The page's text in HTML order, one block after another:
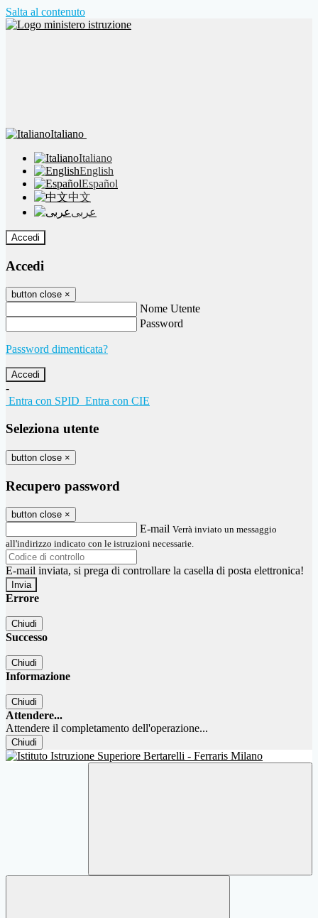
Salta al contenuto
Italiano
Italiano
English
Español
中文
عربى
Accedi
Accedi
button close ×
Nome Utente
Password
Password dimenticata?
-
Entra con SPID Entra con CIE
Seleziona utente
button close ×
Recupero password
button close ×
E-mail Verrà inviato un messaggio
all'indirizzo indicato con le istruzioni necessarie.
E-mail inviata, si prega di controllare la casella di posta elettronica!
Errore
Chiudi
Successo
Chiudi
Informazione
Chiudi
Attendere...
Attendere il completamento dell'operazione...
Chiudi